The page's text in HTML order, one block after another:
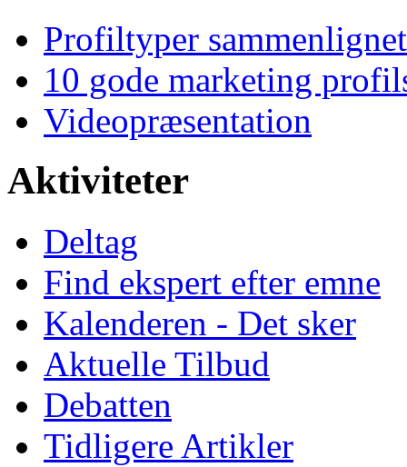
Profiltyper sammenlignet
10 gode marketing
Videopræsentation
Aktiviteter
Deltag
Find ekspert efter emne
Kalenderen - Det sker
Aktuelle Tilbud
Debatten
Tidligere Artikler